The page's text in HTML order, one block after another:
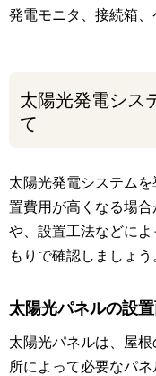
発電モニタ、接続箱、
太陽光発電シス
て
太陽光発電システム
置費用が高くなる場
や、設置工法などに
もりで確認しましょう
太陽光パネルの設
太陽光パネルは、屋
所によって必要なパネ